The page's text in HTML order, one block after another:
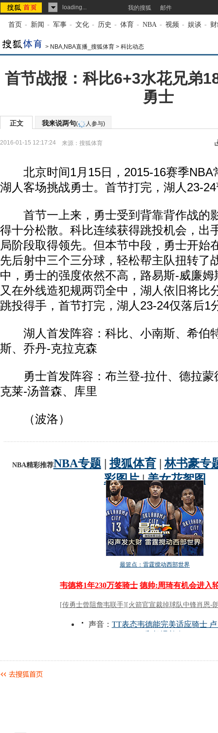
loading... 我的搜狐 邮件
首页 - 新闻 - 军事 - 文化 - 历史 - 体育 - NBA - 视频 - 娱谈 -
> NBA,NBA直播_搜狐体育 > 科比动态
首节战报：科比6+3水花兄弟
勇士
正文 我来说两句( 人参与)
2016-01-15 12:17:24 来源： 搜狐体育
北京时间1月15日，2015-16赛季NBA
湖人客场挑战勇士。首节打完，湖人23-
首节一上来，勇士受到背靠背作战的
得十分松散。科比连续获得跳投机会，出
局阶段取得领先。但本节中段，勇士开始
先后射中三个三分球，轻松帮主队扭转了
中，勇士的强度依然不高，路易斯-威廉
又在外线造犯规两罚全中，湖人依旧将比
跳投得手，首节打完，湖人23-24仅落后1
湖人首发阵容：科比、小南斯、希伯
斯、乔丹-克拉克森
勇士首发阵容：布兰登-拉什、德拉蒙
克莱-汤普森、库里
（波洛）